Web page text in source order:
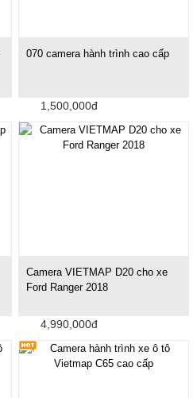
070 camera hành trình cao cấp
1,500,000đ
Camera VIETMAP D20 cho xe
Ford Ranger 2018
4,990,000đ